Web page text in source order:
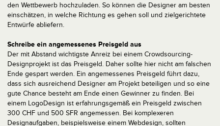
den Wettbewerb hochzuladen. So können die Designer am besten
einschätzen, in welche Richtung es gehen soll und zielgerichtete
Entwürfe abliefern.
Schreibe ein angemessenes Preisgeld aus
Der mit Abstand wichtigste Anreiz bei einem Crowdsourcing­
Designprojekt ist das Preisgeld. Daher sollte hier nicht am falschen
Ende gespart werden. Ein angemessenes Preisgeld führt dazu,
dass sich ausreichend Designer am Projekt beteiligen und so eine
gute Chance besteht am Ende einen Gewinner zu finden. Bei
einem Logo­Design ist erfahrungsgemäß ein Preisgeld zwischen
300 CHF und 500 SFR angemessen. Bei komplexeren
Designaufgaben, beispielsweise einem Webdesign, sollten